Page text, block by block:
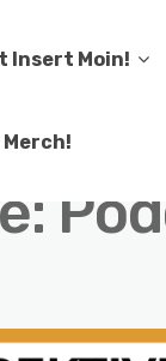
Insert Moin!